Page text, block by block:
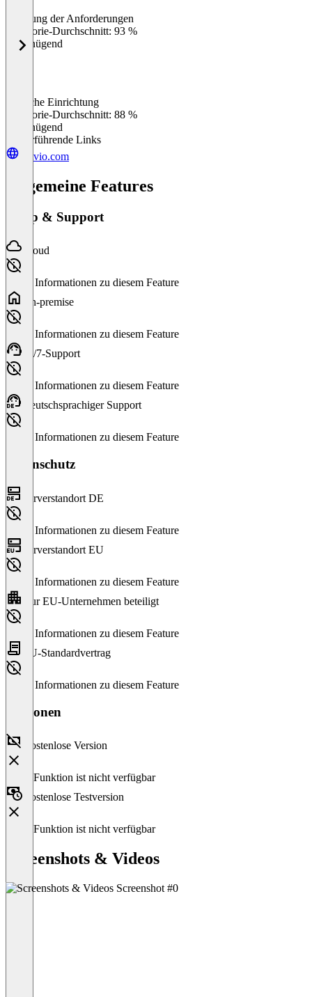
Erfüllung der Anforderungen
Kategorie-Durchschnitt: 93 %
Ungenügend
Einfache Einrichtung
Kategorie-Durchschnitt: 88 %
Ungenügend
Weiterführende Links
outvio.com
Allgemeine Features
Setup & Support
Cloud
Keine Informationen zu diesem Feature
On-premise
Keine Informationen zu diesem Feature
24/7-Support
Keine Informationen zu diesem Feature
Deutschsprachiger Support
Keine Informationen zu diesem Feature
Datenschutz
Serverstandort DE
Keine Informationen zu diesem Feature
Serverstandort EU
Keine Informationen zu diesem Feature
Nur EU-Unternehmen beteiligt
Keine Informationen zu diesem Feature
EU-Standardvertrag
Keine Informationen zu diesem Feature
Versionen
Kostenlose Version
Diese Funktion ist nicht verfügbar
Kostenlose Testversion
Diese Funktion ist nicht verfügbar
Screenshots & Videos